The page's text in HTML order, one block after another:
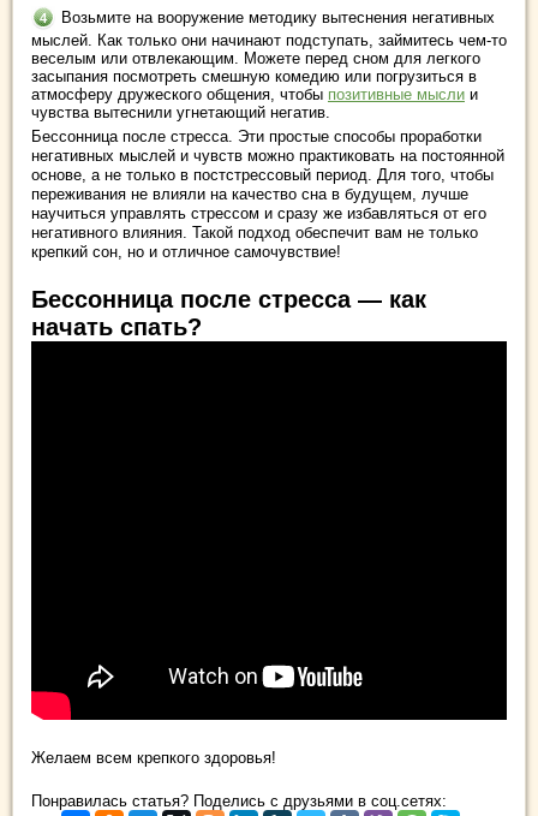
Возьмите на вооружение методику вытеснения негативных
мыслей. Как только они начинают подступать, займитесь чем-то
веселым или отвлекающим. Можете перед сном для легкого
засыпания посмотреть смешную комедию или погрузиться в
атмосферу дружеского общения, чтобы позитивные мысли и
чувства вытеснили угнетающий негатив.
Бессонница после стресса. Эти простые способы проработки
негативных мыслей и чувств можно практиковать на постоянной
основе, а не только в постстрессовый период. Для того, чтобы
переживания не влияли на качество сна в будущем, лучше
научиться управлять стрессом и сразу же избавляться от его
негативного влияния. Такой подход обеспечит вам не только
крепкий сон, но и отличное самочувствие!
Бессонница после стресса — как
начать спать?
Желаем всем крепкого здоровья!
Понравилась статья? Поделись с друзьями в соц.сетях: